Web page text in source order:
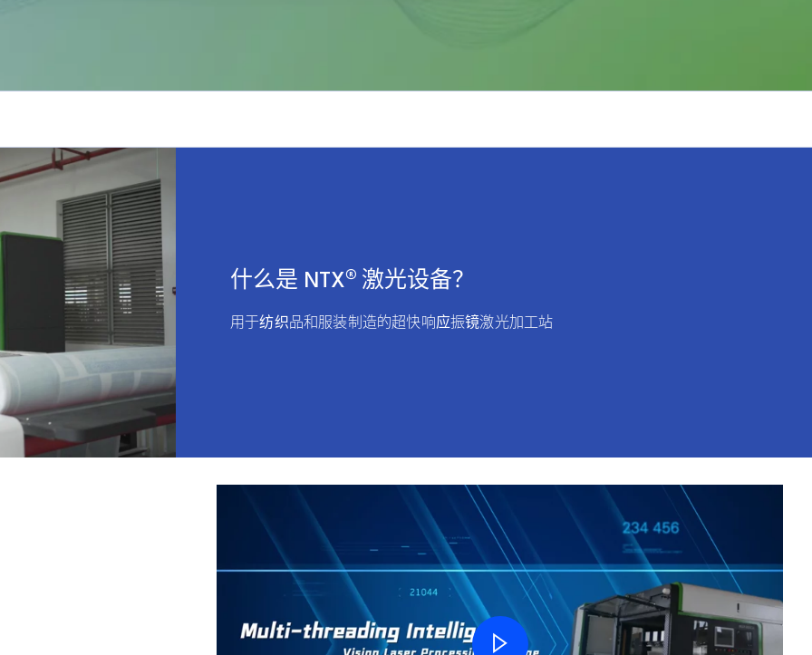
什么是 NTX® 激光设备？
用于纺织品和服装制造的超快响应振镜激光加工站